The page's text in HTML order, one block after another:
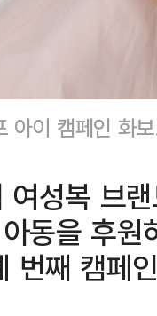
아이 캠페인 화
여성복 브
동을 후
번째 캠페